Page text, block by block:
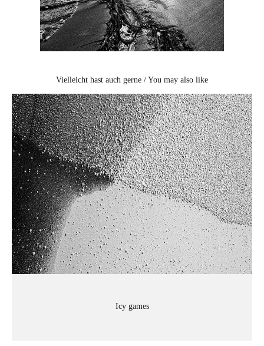
Vielleicht hast auch gerne / You may also like
Icy games